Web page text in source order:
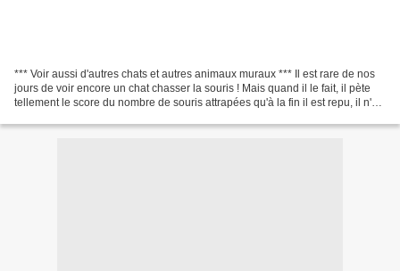
*** Voir aussi d'autres chats et autres animaux muraux *** Il est rare de nos
jours de voir encore un chat chasser la souris ! Mais quand il le fait, il pète
tellement le score du nombre de souris attrapées qu'à la fin il est repu, il n'en